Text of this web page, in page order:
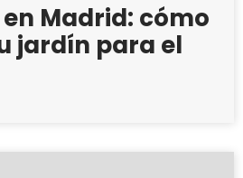
Madrid: cómo
jardín para el